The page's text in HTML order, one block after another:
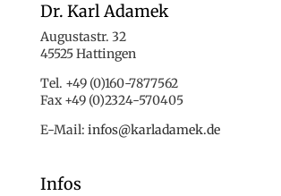
Dr. Karl Adamek
Augustastr. 32
45525 Hattingen
Tel. +49 (0)160-7877562
Fax +49 (0)2324-570405
E-Mail: infos@karladamek.de
Infos